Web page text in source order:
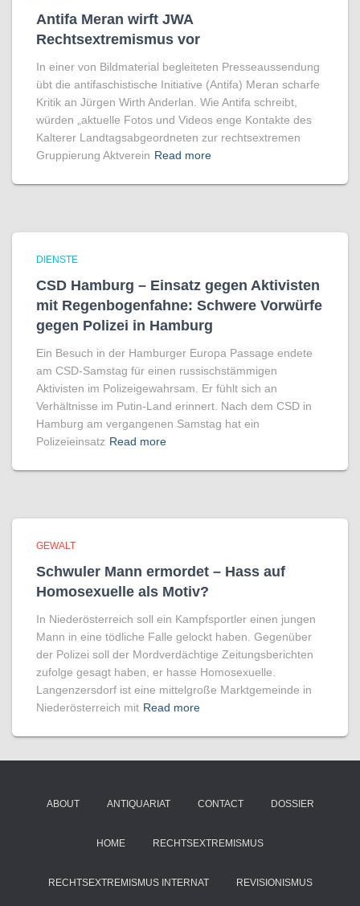
Antifa Meran wirft JWA
Rechtsextremismus vor
In einer von Bildmaterial begleiteten Presseaussendung
übt die antifaschistische Initiative (Antifa) Meran scharfe
Kritik an Jürgen Wirth Anderlan. Wie Antifa schreibt,
würden „aktuelle Fotos und Videos enge Kontakte des
Kalterer Landtagsabgeordneten zur rechtsextremen
Gruppierung Aktverein Read more
DIENSTE
CSD Hamburg – Einsatz gegen Aktivisten
mit Regenbogen­fahne: Schwere Vorwürfe
gegen Polizei in Hamburg
Ein Besuch in der Hamburger Europa Passage endete
am CSD-Samstag für einen russischstämmigen
Aktivisten im Polizeigewahrsam. Er fühlt sich an
Verhältnisse im Putin-Land erinnert. Nach dem CSD in
Hamburg am vergangenen Samstag hat ein
Polizeieinsatz Read more
GEWALT
Schwuler Mann ermordet – Hass auf
Homo­sexuelle als Motiv?
In Niederösterreich soll ein Kampfsportler einen jungen
Mann in eine tödliche Falle gelockt haben. Gegenüber
der Polizei soll der Mordverdächtige Zeitungsberichten
zufolge gesagt haben, er hasse Homosexuelle.
Langenzersdorf ist eine mittelgroße Marktgemeinde in
Niederösterreich mit Read more
ABOUT ANTIQUARIAT CONTACT DOSSIER
HOME RECHTSEXTREMISMUS
RECHTSEXTREMISMUS INTERNAT REVISIONISMUS